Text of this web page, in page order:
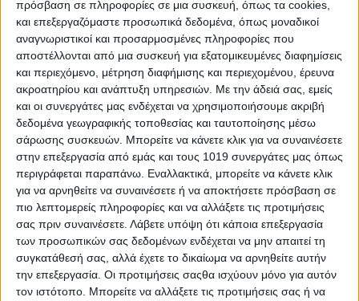
πρόσβαση σε πληροφορίες σε μια συσκευή, όπως τα cookies,
και επεξεργαζόμαστε προσωπικά δεδομένα, όπως μοναδικοί
αναγνωριστικοί και προσαρμοσμένες πληροφορίες που
αποστέλλονται από μια συσκευή για εξατομικευμένες διαφημίσεις
και περιεχόμενο, μέτρηση διαφήμισης και περιεχομένου, έρευνα
ακροατηρίου και ανάπτυξη υπηρεσιών. Με την άδειά σας, εμείς
και οι συνεργάτες μας ενδέχεται να χρησιμοποιήσουμε ακριβή
δεδομένα γεωγραφικής τοποθεσίας και ταυτοποίησης μέσω
σάρωσης συσκευών. Μπορείτε να κάνετε κλικ για να συναινέσετε
στην επεξεργασία από εμάς και τους 1019 συνεργάτες μας όπως
περιγράφεται παραπάνω. Εναλλακτικά, μπορείτε να κάνετε κλικ
για να αρνηθείτε να συναινέσετε ή να αποκτήσετε πρόσβαση σε
πιο λεπτομερείς πληροφορίες και να αλλάξετε τις προτιμήσεις
σας πριν συναινέσετε. Λάβετε υπόψη ότι κάποια επεξεργασία
των προσωπικών σας δεδομένων ενδέχεται να μην απαιτεί τη
συγκατάθεσή σας, αλλά έχετε το δικαίωμα να αρνηθείτε αυτήν
την επεξεργασία. Οι προτιμήσεις σαςθα ισχύουν μόνο για αυτόν
τον ιστότοπο. Μπορείτε να αλλάξετε τις προτιμήσεις σας ή να
8ης Οκτωβρίου στον Δήμο Διρφύων Μεσσαπίων.
Κινητήριος δύναμη για την ενασχόληση μου με τα κοινά
αποτελεί η αγάπη μου για την περιοχή μας και η θέλησή μου
για ένα καλύτερο μέλλον σε έναν τόπο με προοπτική και
δυναμική, όπως ο δικός μας.
Για αυτό τον λόγο, δεσμεύομαι απέναντι σας να θέσω εαυτόν
με εντιμότητα και αξιοπρέπεια στην υπηρεσία του Δήμου μας,
καταθέτοντας τις γνώσεις, την πείρα, την τόλμη, την θέληση και
το πάθος μου. Αποκλειστικό μου στόχο αποτελεί η ουσιαστική
επίλυση των προβλημάτων της καθημερινότητας, η άμεση
διεκδίκηση και αποπεράτωση ζωτικών έργων υποδομής, καθώς
και η εξασφάλιση όσο το δυνατόν περισσότερων πόρων προς
όφελος του Δήμου μας. Όραμά μου συνιστά η περαιτέρω
αναβάθμιση της ποιότητας ζωής των κατοίκων του Δήμου μας,
μέσω της επίτευξης νέων ρεαλιστικών και συγκεκριμένων
στόχων που ήδη έχει θέσει ο Δήμαρχός μας μέσα από το